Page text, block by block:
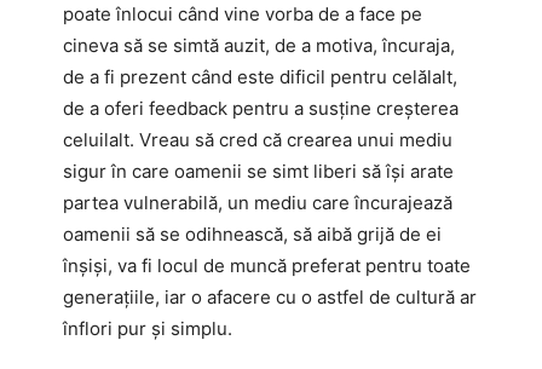
poate înlocui când vine vorba de a face pe
cineva să se simtă auzit, de a motiva, încuraja,
de a fi prezent când este dificil pentru celălalt,
de a oferi feedback pentru a susține creșterea
celuilalt. Vreau să cred că crearea unui mediu
sigur în care oamenii se simt liberi să își arate
partea vulnerabilă, un mediu care încurajează
oamenii să se odihnească, să aibă grijă de ei
înșiși, va fi locul de muncă preferat pentru toate
generațiile, iar o afacere cu o astfel de cultură ar
înflori pur și simplu.